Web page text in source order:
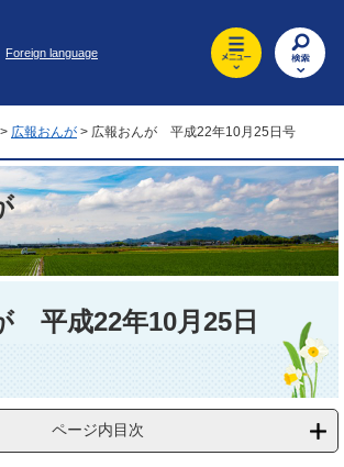
Foreign language
> 広報おんが > 広報おんが 平成22年10月25日号
平成22年10月25日
ページ内目次